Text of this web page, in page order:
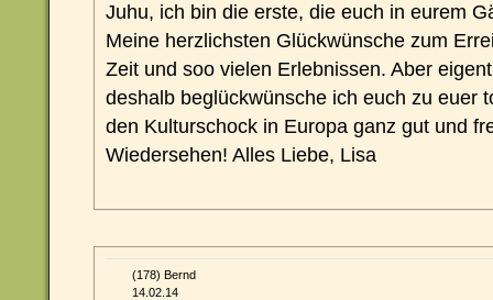
Juhu, ich bin die erste, die euch in eurem
Meine herzlichsten Glückwünsche zum
Zeit und soo vielen Erlebnissen. Aber
deshalb beglückwünsche ich euch zu euer
den Kulturschock in Europa ganz gut und
Wiedersehen! Alles Liebe, Lisa
(178) Bernd
14.02.14